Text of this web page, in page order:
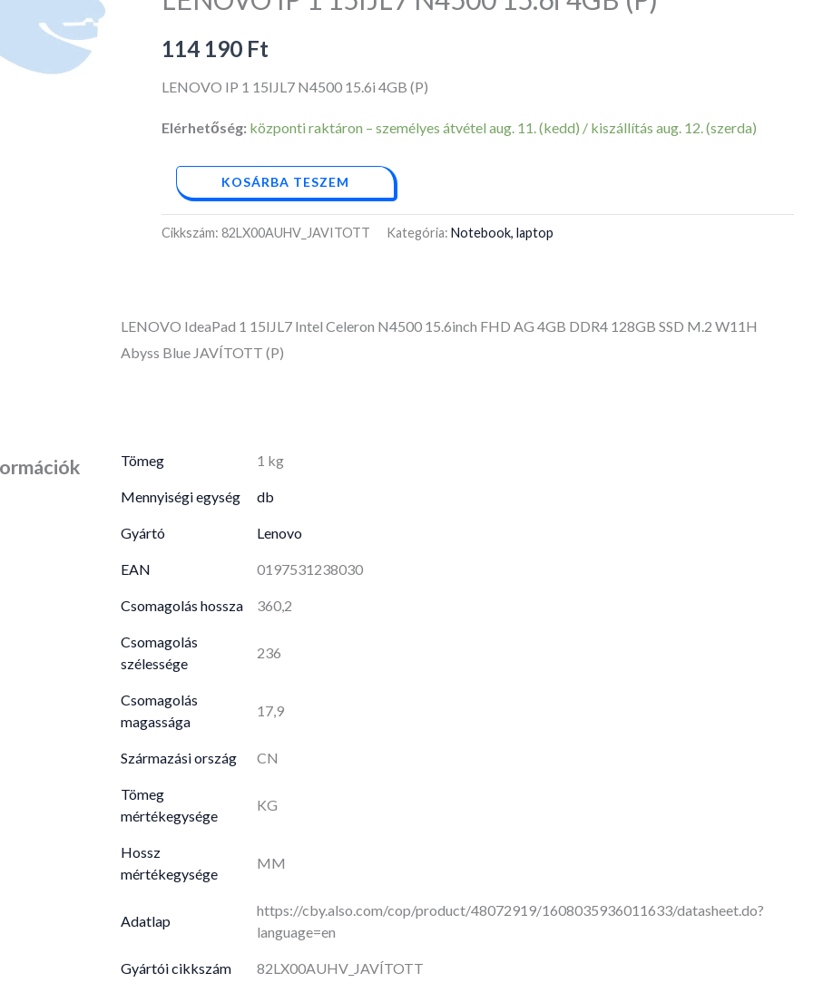
114 190 Ft
LENOVO IP 1 15IJL7 N4500 15.6i 4GB (P)
Elérhetőség: központi raktáron – személyes átvétel aug. 11. (kedd) / kiszállítás aug. 12. (szerda)
N4500
4GB
(P)
KOSÁRBA TESZEM
Cikkszám: 82LX00AUHV_JAVITOTT Kategória: Notebook, laptop
LENOVO IdeaPad 1 15IJL7 Intel Celeron N4500 15.6inch FHD AG 4GB DDR4 128GB SSD M.2 W11H
Abyss Blue JAVÍTOTT (P)
Tömeg 1 kg
Mennyiségi egység db
Gyártó Lenovo
EAN 0197531238030
Csomagolás hossza 360,2
Csomagolás
szélessége
236
Csomagolás
magassága
17,9
Származási ország CN
Tömeg
mértékegysége
KG
Hossz
mértékegysége
MM
Adatlap
https://cby.also.com/cop/product/48072919/1608035936011633/datasheet.do?
language=en
Gyártói cikkszám 82LX00AUHV_JAVÍTOTT